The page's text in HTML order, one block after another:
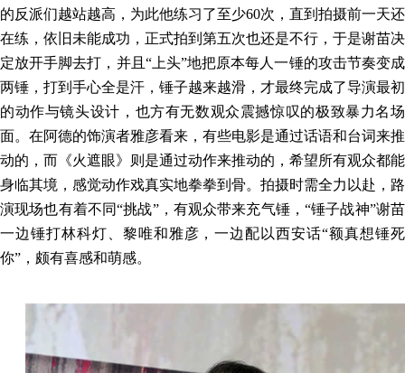
的反派们越站越高，为此他练习了至少60次，直到拍摄前一天还
在练，依旧未能成功，正式拍到第五次也还是不行，于是谢苗决
定放开手脚去打，并且“上头”地把原本每人一锤的攻击节奏变成
两锤，打到手心全是汗，锤子越来越滑，才最终完成了导演最初
的动作与镜头设计，也方有无数观众震撼惊叹的极致暴力名场
面。在阿德的饰演者雅彦看来，有些电影是通过话语和台词来推
动的，而《火遮眼》则是通过动作来推动的，希望所有观众都能
身临其境，感觉动作戏真实地拳拳到骨。拍摄时需全力以赴，路
演现场也有着不同“挑战”，有观众带来充气锤，“锤子战神”谢苗
一边锤打林科灯、黎唯和雅彦，一边配以西安话“额真想锤死
你”，颇有喜感和萌感。